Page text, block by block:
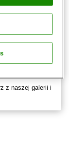
z naszej galerii i